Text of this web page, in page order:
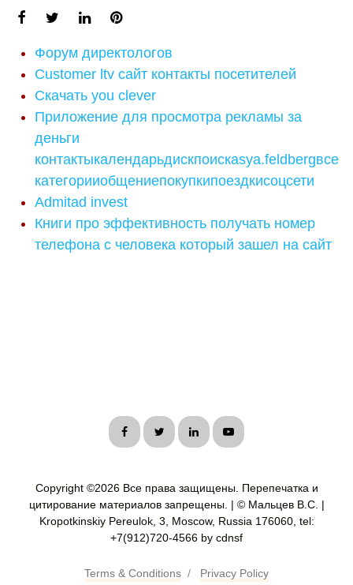
Форум директологов
Customer ltv сайт контакты посетителей
Скачать you clever
Приложение для просмотра рекламы за
деньги
контактыкалендарьдискпоискasya.feldbergвсе
категорииобщениепокупкипоездкисоцсети
Admitad invest
Книги про эффективность получать номер
телефона с человека который зашел на сайт
Copyright ©2026 Все права защищены. Перепечатка и
цитирование материалов запрещены. | © Мальцев В.С. |
Kropotkinskiy Pereulok, 3, Moscow, Russia 176060, tel:
+7(912)720-4566 by cdnsf
Terms & Conditions / Privacy Policy